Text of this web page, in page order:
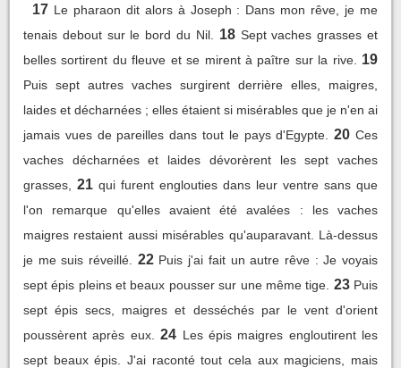
17 Le pharaon dit alors à Joseph : Dans mon rêve, je me
tenais debout sur le bord du Nil.
18 Sept vaches grasses et
belles sortirent du fleuve et se mirent à paître sur la rive.
19
Puis sept autres vaches surgirent derrière elles, maigres,
laides et décharnées ; elles étaient si misérables que je n'en ai
jamais vues de pareilles dans tout le pays d'Egypte.
20 Ces
vaches décharnées et laides dévorèrent les sept vaches
grasses,
21 qui furent englouties dans leur ventre sans que
l'on remarque qu'elles avaient été avalées : les vaches
maigres restaient aussi misérables qu'auparavant. Là-dessus
je me suis réveillé.
22 Puis j'ai fait un autre rêve : Je voyais
sept épis pleins et beaux pousser sur une même tige. 23 Puis
sept épis secs, maigres et desséchés par le vent d'orient
poussèrent après eux.
24 Les épis maigres engloutirent les
sept beaux épis. J'ai raconté tout cela aux magiciens, mais